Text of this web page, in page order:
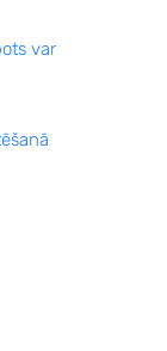
var